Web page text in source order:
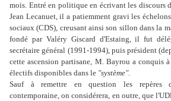
mois. Entré en politique en écrivant les discours
Jean Lecanuet, il a patiemment gravi les
sociaux (CDS), creusant ainsi son sillon dans la
fondé par Valéry Giscard d'Estaing, il fut
secrétaire général (1991-1994), puis président
cette ascension partisane, M. Bayrou a conquis
électifs disponibles dans le "système".
Sauf à remettre en question les repères
contemporaine, on considérera, en outre, que